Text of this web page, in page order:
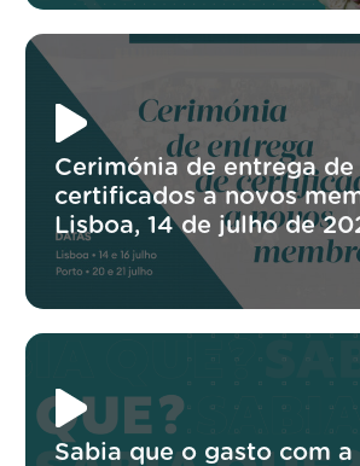
Cerimónia de entrega de
certificados a novos
Lisboa, 14 de julho de
Sabia que o gasto com